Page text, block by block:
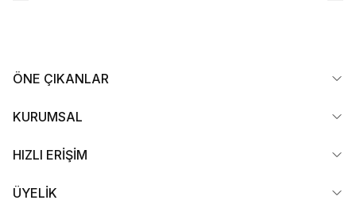
ÖNE ÇIKANLAR
KURUMSAL
HIZLI ERİŞİM
ÜYELİK